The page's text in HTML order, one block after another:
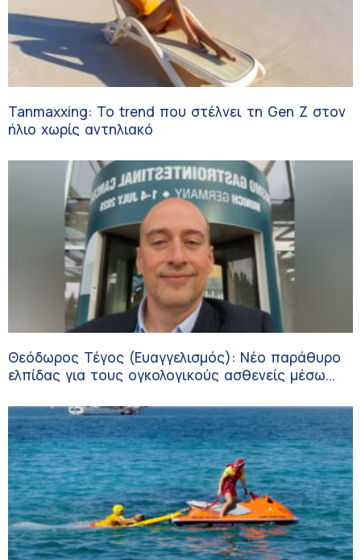
Tanmaxxing: To trend που στέλνει τη Gen Z στον
ήλιο χωρίς αντηλιακό
Θεόδωρος Τέγος (Ευαγγελισμός): Νέο παράθυρο
ελπίδας για τους ογκολογικούς ασθενείς μέσω